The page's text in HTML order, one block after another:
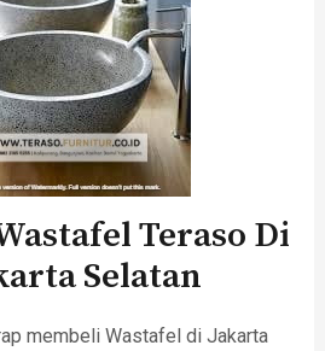
Teraso Di
Selatan
membeli Wastafel di Jakarta